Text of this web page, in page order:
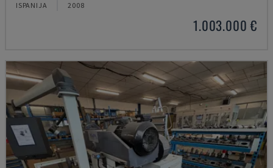
ISPANIJA 2008
1.003.000 €